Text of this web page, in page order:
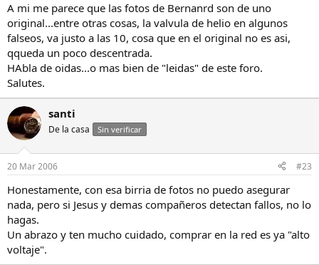
A mi me parece que las fotos de Bernanrd son de uno
original...entre otras cosas, la valvula de helio en algunos
falseos, va justo a las 10, cosa que en el original no es asi,
qqueda un poco descentrada.
HAbla de oidas...o mas bien de "leidas" de este foro.
Salutes.
santi
De la casa Sin verificar
20 Mar 2006 #23
Honestamente, con esa birria de fotos no puedo asegurar
nada, pero si Jesus y demas compañeros detectan fallos, no lo
hagas.
Un abrazo y ten mucho cuidado, comprar en la red es ya "alto
voltaje".